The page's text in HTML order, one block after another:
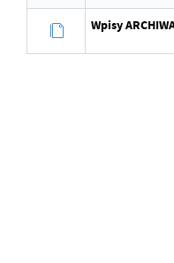
Ostatnio zaktualizował
Wpisy